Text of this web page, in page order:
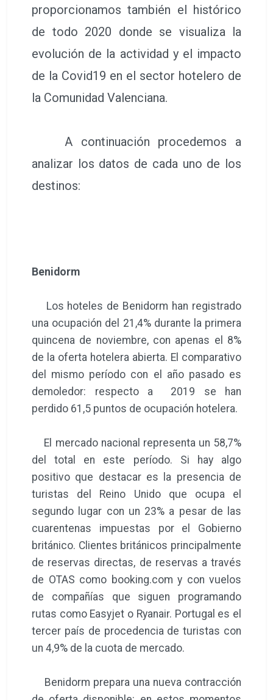
proporcionamos también el histórico
de todo 2020 donde se visualiza la
evolución de la actividad y el impacto
de la Covid19 en el sector hotelero de
la Comunidad Valenciana.
A continuación procedemos a
analizar los datos de cada uno de los
destinos:
Benidorm
Los hoteles de Benidorm han registrado
una ocupación del 21,4% durante la primera
quincena de noviembre, con apenas el 8%
de la oferta hotelera abierta. El comparativo
del mismo período con el año pasado es
demoledor: respecto a 2019 se han
perdido 61,5 puntos de ocupación hotelera.
El mercado nacional representa un 58,7%
del total en este período. Si hay algo
positivo que destacar es la presencia de
turistas del Reino Unido que ocupa el
segundo lugar con un 23% a pesar de las
cuarentenas impuestas por el Gobierno
británico. Clientes británicos principalmente
de reservas directas, de reservas a través
de OTAS como booking.com y con vuelos
de compañías que siguen programando
rutas como Easyjet o Ryanair. Portugal es el
tercer país de procedencia de turistas con
un 4,9% de la cuota de mercado.
Benidorm prepara una nueva contracción